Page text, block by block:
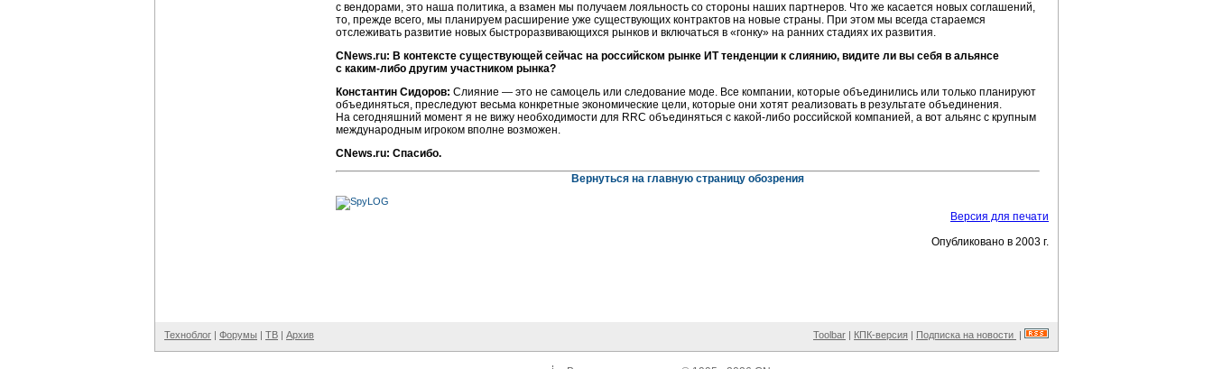
с вендорами, это наша политика, а взамен мы получаем лояльность со стороны наших партнеров. Что же касается новых соглашений,
то, прежде всего, мы планируем расширение уже существующих контрактов на новые страны. При этом мы всегда стараемся
отслеживать развитие новых быстроразвивающихся рынков и включаться в «гонку» на ранних стадиях их развития.
CNews.ru: В контексте существующей сейчас на российском рынке ИТ тенденции к слиянию, видите ли вы себя в альянсе
с каким-либо другим участником рынка?
Константин Сидоров: Слияние — это не самоцель или следование моде. Все компании, которые объединились или только планируют
объединяться, преследуют весьма конкретные экономические цели, которые они хотят реализовать в результате объединения.
На сегодняшний момент я не вижу необходимости для RRC объединяться с какой-либо российской компанией, а вот альянс с крупным
международным игроком вполне возможен.
CNews.ru: Спасибо.
Вернуться на главную страницу обозрения
Версия для печати
Опубликовано в 2003 г.
Техноблог | Форумы | ТВ | Архив Toolbar | КПК-версия | Подписка на новости |